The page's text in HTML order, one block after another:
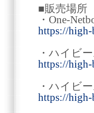
■販売場所
・One-
https://high-
・ハイビ
https://high-
・ハイビ
https://